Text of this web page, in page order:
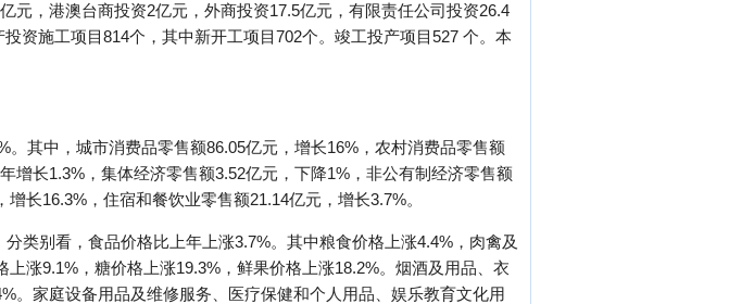
元，港澳台商投资2亿元，外商投资17.5亿元，有限责任公司投资26.4
资施工项目814个，其中新开工项目702个。竣工投产项目527 个。本
其中，城市消费品零售额86.05亿元，增长16%，农村消费品零售额
增长1.3%，集体经济零售额3.52亿元，下降1%，非公有制经济零售额
长16.3%，住宿和餐饮业零售额21.14亿元，增长3.7%。
类别看，食品价格比上年上涨3.7%。其中粮食价格上涨4.4%，肉禽及
涨9.1%，糖价格上涨19.3%，鲜果价格上涨18.2%。烟酒及用品、衣
。家庭设备用品及维修服务、医疗保健和个人用品、娱乐教育文化用